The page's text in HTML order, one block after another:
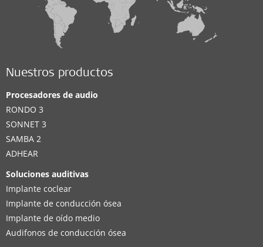
Nuestros productos
Procesadores de audio
RONDO 3
SONNET 3
SAMBA 2
ADHEAR
Soluciones auditivas
Implante coclear
Implante de conducción ósea
Implante de oído medio
Audifonos de conducción ósea